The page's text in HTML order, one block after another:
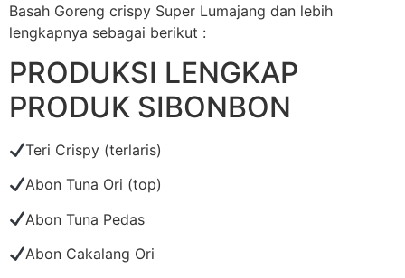
Basah Goreng crispy Super Lumajang dan lebih
lengkapnya sebagai berikut :
PRODUKSI LENGKAP
PRODUK SIBONBON
Teri Crispy (terlaris)
Abon Tuna Ori (top)
Abon Tuna Pedas
Abon Cakalang Ori